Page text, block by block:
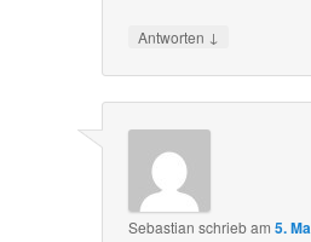
Antworten ↓
Sebastian schriebam5.